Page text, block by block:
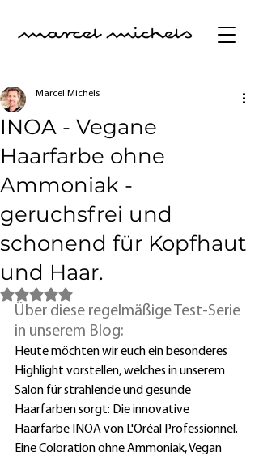
INOA - Vegane
Haarfarbe ohne
Ammoniak -
geruchsfrei und
schonend für Kopfhaut
und Haar.
Marcel Michels
Mit NaN von 5 Sternen bewertet.
Über diese regelmäßige Test-Serie
in unserem Blog:
Heute möchten wir euch ein besonderes
Highlight vorstellen, welches in unserem
Salon für strahlende und gesunde
Haarfarben sorgt: Die innovative
Haarfarbe INOA von L'Oréal Professionnel.
Eine Coloration ohne Ammoniak, Vegan